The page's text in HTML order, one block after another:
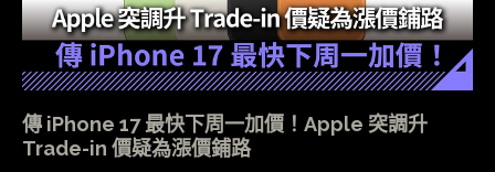
傳 iPhone 17 最快下周一加價！Apple 突調升
Trade-in 價疑為漲價鋪路